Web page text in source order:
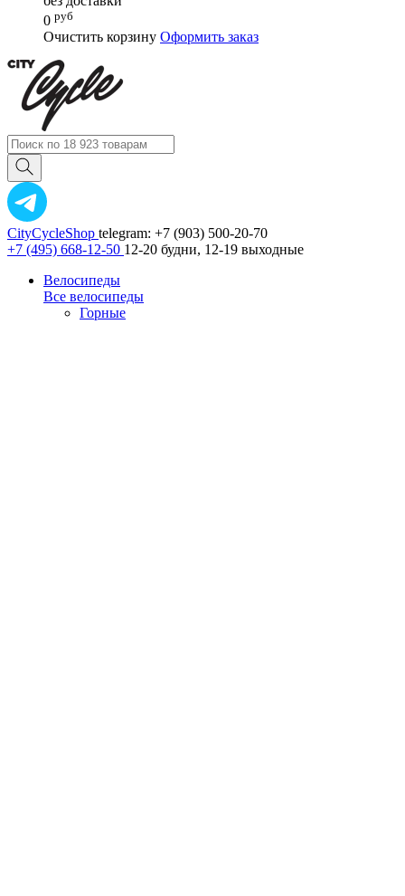
0 руб
Очистить корзину Оформить заказ
CityCycleShop telegram: +7 (903) 500-20-70
+7 (495) 668-12-50 12-20 будни, 12-19 выходные
Велосипеды
Все велосипеды
Горные